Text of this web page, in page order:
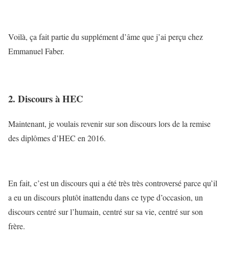
Voilà, ça fait partie du supplément d’âme que j’ai perçu chez
Emmanuel Faber.
2. Discours à HEC
Maintenant, je voulais revenir sur son discours lors de la remise
des diplômes d’HEC en 2016.
En fait, c’est un discours qui a été très très controversé parce qu’il
a eu un discours plutôt inattendu dans ce type d’occasion, un
discours centré sur l’humain, centré sur sa vie, centré sur son
frère.